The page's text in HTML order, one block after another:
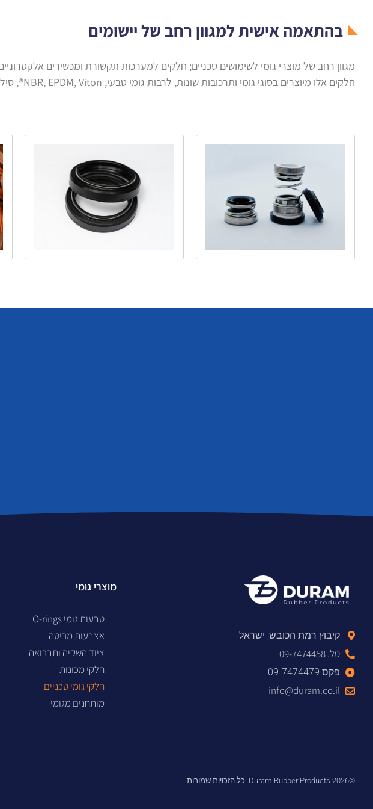
בהתאמה אישית למגוון רחב של יישומים
מגוון רחב של מוצרי גומי לשימושים טכניים; חלקים למערכות תקשורת ומכשירים
חלקים אלו מיוצרים בסוגי גומי ותרכובות שונות, לרבות גומי טבעי, NBR, EPDM, Viton®, סיליקון ועוד בהתאם לדרישותיו הספציפיות של הלקוח.
קיבוץ רמת הכובש, ישראל
טל. 09-7474458
פקס 09-7474479
info@duram.co.il
מוצרי גומי
טבעות גומי O-rings
אצבעות מריטה
ציוד השקיה ותברואה
חלקי מכונות
חלקי גומי טכניים
מותחנים מגומי
©2026 Duram Rubber Products. כל הזכויות שמורות.